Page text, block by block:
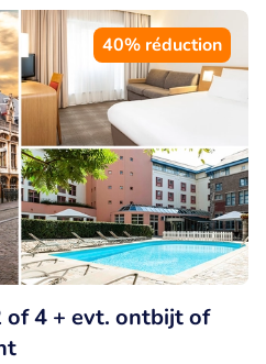
40% réduction
of 4 + evt. ontbijt of